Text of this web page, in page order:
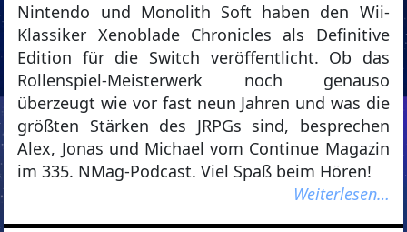
Nintendo und Monolith Soft haben den Wii-
Klassiker Xenoblade Chronicles als Definitive
Edition für die Switch veröffentlicht. Ob das
Rollenspiel-Meisterwerk noch genauso
überzeugt wie vor fast neun Jahren und was die
größten Stärken des JRPGs sind, besprechen
Alex, Jonas und Michael vom Continue Magazin
im 335. NMag-Podcast. Viel Spaß beim Hören!
Weiterlesen…